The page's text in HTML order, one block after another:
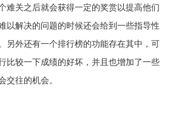
难关之后就会获得一定的奖赏以提高他们
以解决的问题的时候还会给到一些指导性
另外还有一个排行榜的功能存在其中，可
比较一下成绩的好坏，并且也增加了一些
交往的机会。